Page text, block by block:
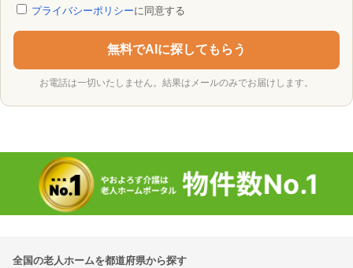
プライバシーポリシーに同意する
無料でAIに探してもらう
お電話は一切いたしません。結果はメールのみでお届けします。
全国の老人ホームを都道府県から探す